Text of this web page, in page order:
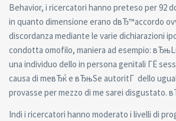
Behavior, i ricercatori hanno preteso per 92
in quanto dimensione erano dвЂ™accordo
discordanza mediante le varie dichiarazioni
condotta omofilo, maniera ad esempio:
una individuo dello in persona genitali ГЁ
causa di meвЂќ e вЂњSe autoritГ dello
provasse per mezzo di me sarei disgustato.
Indi i ricercatori hanno moderato i livelli di